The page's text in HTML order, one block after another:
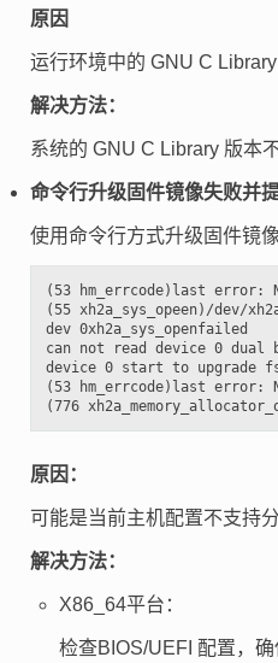
原因
运行环境中的 GNU C
解决方法：
系统的 GNU C Library 版本
命令行升级固件镜像失败并
使用命令行方式升级固件镜
(53 hm_errcode)last
(55 xh2a_sys_opeen)/dev/
dev 0xh2a_sys_openfailed
can not read device 0 dual
device 0 start to upgrade
(53 hm_errcode)last
原因：
可能是当前主机配置不支持
解决方法：
X86_64平台：
检查BIOS/UEFI 配置，